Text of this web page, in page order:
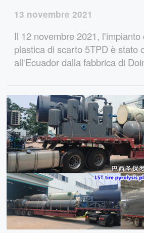
13 novembre 2021
Il 12 novembre 2021,
plastica di scarto 5TPD è stato
all'Ecuador dalla fabbrica di
ed energia e può creare notevoli
economici.